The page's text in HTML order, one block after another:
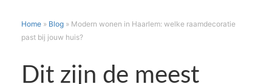
Home » Blog » Modern wonen in Haarlem: welke raamdecoratie
past bij jouw huis?
WONEN
Dit zijn de meest